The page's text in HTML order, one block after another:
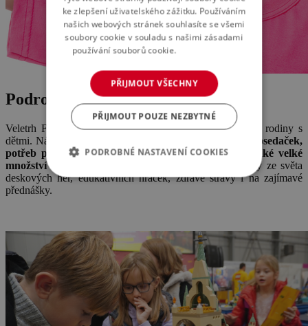
Podrobnosti o akci
Veletrh FOR KIDS se zaměřuje na budoucí maminky a rodiny s
dětmi. Návštěvníky zaujme
široký výběr kočárků a autosedaček,
potřeb pro budoucí maminky a jejich miminka a také velké
množství hraček a zábavy
. Těšit se můžete na novinky ze světa
deskových her, edukativních hraček, zdravé stravy i na zajímavé
přednášky.
ke zlepšení uživatelského zážitku. Používáním
našich webových stránek souhlasíte se všemi
soubory cookie v souladu s našimi zásadami
používání souborů cookie.
PŘIJMOUT VŠECHNY
PŘIJMOUT POUZE NEZBYTNÉ
PODROBNÉ NASTAVENÍ COOKIES